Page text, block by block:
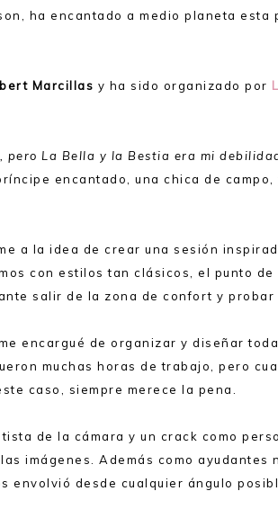
ha encantado a medio planeta esta
Marcillas y ha sido organizado por
pero La Bella y la Bestia era mi
encantado, una chica de
a la idea de crear una sesión
con estilos tan clásicos, el punto
salir de la zona de confort y probar
me encargué de organizar y diseñar
muchas horas de trabajo, pero
caso, siempre merece la pena.
de la cámara y un crack como
imágenes. Además como ayudantes
envolvió desde cualquier ángulo